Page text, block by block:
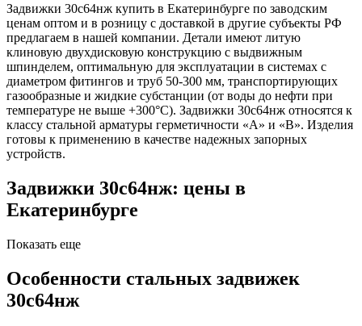
Задвижки 30с64нж купить в Екатеринбурге по заводским
ценам оптом и в розницу с доставкой в другие субъекты РФ
предлагаем в нашей компании. Детали имеют литую
клиновую двухдисковую конструкцию с выдвижным
шпинделем, оптимальную для эксплуатации в системах с
диаметром фитингов и труб 50-300 мм, транспортирующих
газообразные и жидкие субстанции (от воды до нефти при
температуре не выше +300°C). Задвижки 30с64нж относятся к
классу стальной арматуры герметичности «А» и «В». Изделия
готовы к применению в качестве надежных запорных
устройств.
Задвижки 30с64нж: цены в
Екатеринбурге
Показать еще
Особенности стальных задвижек
30с64нж